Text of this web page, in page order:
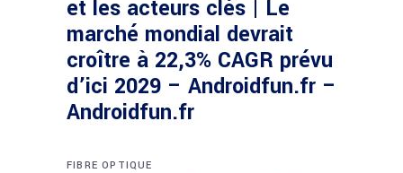
et les acteurs clés | Le
marché mondial devrait
croître à 22,3% CAGR prévu
d’ici 2029 – Androidfun.fr –
Androidfun.fr
FIBRE OPTIQUE